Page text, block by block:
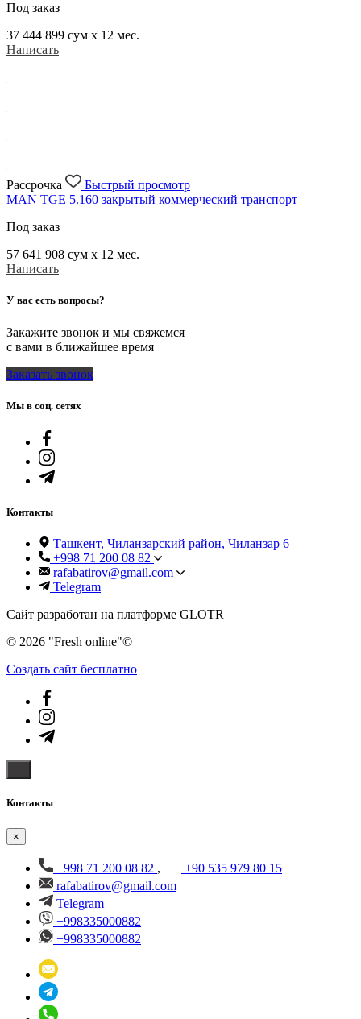
Под заказ
37 444 899 сум x 12 мес.
Написать
Рассрочка
Быстрый просмотр
MAN TGE 5.160 закрытый коммерческий транспорт
Под заказ
57 641 908 сум x 12 мес.
Написать
У вас есть вопросы?
Закажите звонок и мы свяжемся
с вами в ближайшее время
Заказать звонок
Мы в соц. сетях
Контакты
Ташкент, Чиланзарский район, Чиланзар 6
+998 71 200 08 82
rafabatirov@gmail.com
Telegram
Сайт разработан на платформе GLOTR
© 2026 "Fresh online"©️
Создать cайт бесплатно
Контакты
×
+998 71 200 08 82 ,
+90 535 979 80 15
rafabatirov@gmail.com
Telegram
+998335000882
+998335000882